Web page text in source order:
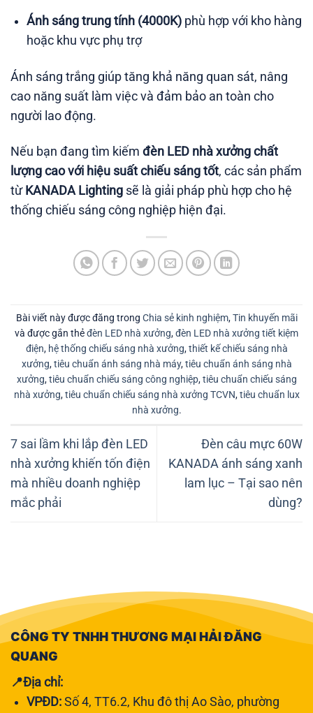
Ánh sáng trung tính (4000K) phù hợp với kho hàng
hoặc khu vực phụ trợ
Ánh sáng trắng giúp tăng khả năng quan sát, nâng
cao năng suất làm việc và đảm bảo an toàn cho
người lao động.
Nếu bạn đang tìm kiếm đèn LED nhà xưởng chất
lượng cao với hiệu suất chiếu sáng tốt, các sản phẩm
từ KANADA Lighting sẽ là giải pháp phù hợp cho hệ
thống chiếu sáng công nghiệp hiện đại.
Bài viết này được đăng trong Chia sẻ kinh nghiệm,Tin khuyến mãi
và được gắn thẻđèn LED nhà xưởng,đèn LED nhà xưởng tiết kiệm
điện, hệ thống chiếu sáng nhà xưởng,thiết kế chiếu sáng nhà
xưởng,tiêu chuẩn ánh sáng nhà máy,tiêu chuẩn ánh sáng nhà
xưởng,tiêu chuẩn chiếu sáng công nghiệp,tiêu chuẩn chiếu sáng
nhà xưởng,tiêu chuẩn chiếu sáng nhà xưởng TCVN,tiêu chuẩn lux
nhà xưởng.
7 sai lầm khi lắp đèn LED
nhà xưởng khiến tốn điện
mà nhiều doanh nghiệp
mắc phải
Đèn câu mực 60W
KANADA ánh sáng xanh
lam lục – Tại sao nên
dùng?
CÔNG TY TNHH THƯƠNG MẠI HẢI ĐĂNG
QUANG
📍Địa chỉ:
VPĐD: Số 4, TT6.2, Khu đô thị Ao Sào, phường